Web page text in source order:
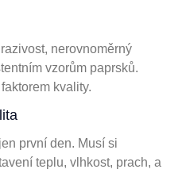
nerovnoměrný
vzorům paprsků.
kvality.
první den. Musí si
teplu, vlhkost, prach, a